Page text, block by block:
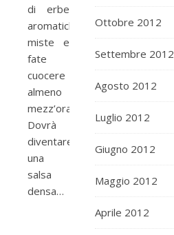
di erbe
aromatiche
miste e
fate
cuocere
almeno
mezz’ora.
Dovrà
diventare
una
salsa
densa…
Ottobre 2012
Settembre 2012
Agosto 2012
Luglio 2012
Giugno 2012
Maggio 2012
Aprile 2012